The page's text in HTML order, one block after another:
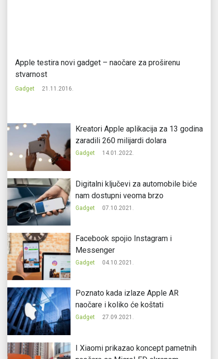
Apple testira novi gadget – naočare za proširenu
stvarnost
Gadget 21.11.2016.
Kreatori Apple aplikacija za 13 godina
zaradili 260 milijardi dolara
Gadget 14.01.2022.
Digitalni ključevi za automobile biće
nam dostupni veoma brzo
Gadget 07.10.2021.
Facebook spojio Instagram i
Messenger
Gadget 04.10.2021.
Poznato kada izlaze Apple AR
naočare i koliko će koštati
Gadget 27.09.2021.
I Xiaomi prikazao koncept pametnih